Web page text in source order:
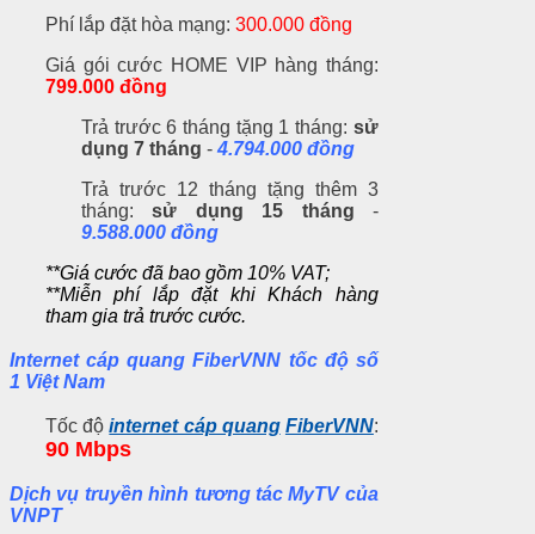
Phí lắp đặt hòa mạng: 300.000 đồng
Giá gói cước HOME VIP hàng tháng:
799.000 đồng
Trả trước 6 tháng tặng 1 tháng: sử
dụng 7 tháng -4.794.000 đồng
Trả trước 12 tháng tặng thêm 3
tháng:sử dụng 15 tháng -
9.588.000 đồng
**Giá cước đã bao gồm 10% VAT;
**Miễn phí lắp đặt khi Khách hàng
tham gia trả trước cước.
Internet cáp quang FiberVNN tốc độ số
1 Việt Nam
Tốc độinternet cáp quang FiberVNN:
90 Mbps
Dịch vụ truyền hình tương tác MyTV của
VNPT